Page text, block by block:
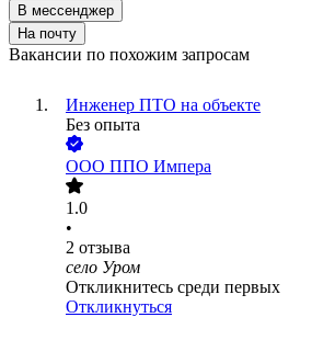
В мессенджер
На почту
Вакансии по похожим запросам
Инженер ПТО на объекте
Без опыта
ООО ППО Импера
1.0
•
2 отзыва
село Уром
Откликнитесь среди первых
Откликнуться